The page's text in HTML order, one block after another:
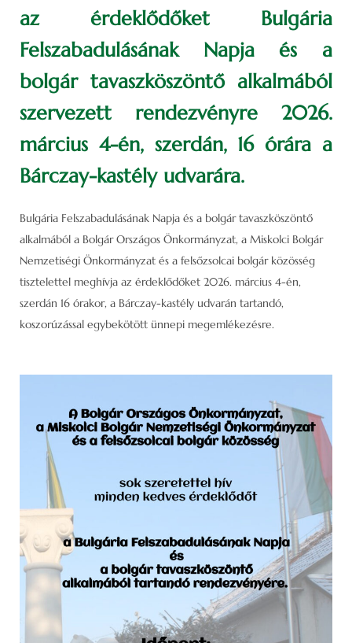
az érdeklődőket Bulgária
Felszabadulásának Napja és a
bolgár tavaszköszöntő alkalmából
szervezett rendezvényre 2026.
március 4-én, szerdán, 16 órára a
Bárczay-kastély udvarára.
Bulgária Felszabadulásának Napja és a bolgár tavaszköszöntő
alkalmából a Bolgár Országos Önkormányzat, a Miskolci Bolgár
Nemzetiségi Önkormányzat és a felsőzsolcai bolgár közösség
tisztelettel meghívja az érdeklődőket 2026. március 4-én,
szerdán 16 órakor, a Bárczay-kastély udvarán tartandó,
koszorúzással egybekötött ünnepi megemlékezésre.